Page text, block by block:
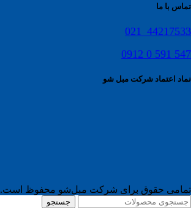
تماس با ما
44217533_021
547 591 0 0912
نماد اعتماد شرکت مبل شو
تمامی حقوق برای شرکت مبل‌شو محفوظ است.
جستجو